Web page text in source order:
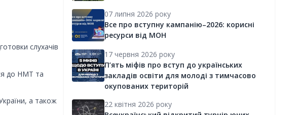
слухачів
до НМТ та
а також
07 липня 2026 року
Все про вступну кампанію–2026: корисні
ресурси від МОН
17 червня 2026 року
П’ять міфів про вступ до українських
закладів освіти для молоді з тимчасово
окупованих територій
22 квітня 2026 року